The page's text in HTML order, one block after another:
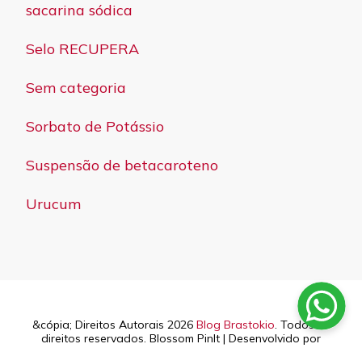
sacarina sódica
Selo RECUPERA
Sem categoria
Sorbato de Potássio
Suspensão de betacaroteno
Urucum
&cópia; Direitos Autorais 2026 Blog Brastokio. Todos os
direitos reservados. Blossom PinIt | Desenvolvido por